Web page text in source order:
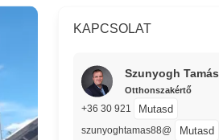
KAPCSOLAT
Szunyogh Tamás
Otthonszakértő
+36 30 921 Mutasd
szunyoghtamas88@ Mutasd